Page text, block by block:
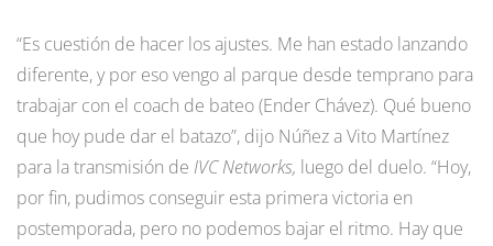
“Es cuestión de hacer los ajustes. Me han estado lanzando
diferente, y por eso vengo al parque desde temprano para
trabajar con el coach de bateo (Ender Chávez). Qué bueno
que hoy pude dar el batazo”, dijo Núñez a Vito Martínez
para la transmisión de IVC Networks, luego del duelo. “Hoy,
por fin, pudimos conseguir esta primera victoria en
postemporada, pero no podemos bajar el ritmo. Hay que